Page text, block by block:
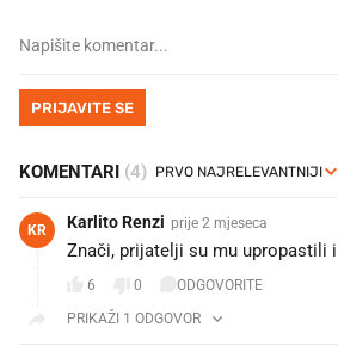
PRIJAVITE SE
KOMENTARI (4)
KR Karlito Renzi prije 2 mjeseca
Znači, prijatelji su mu upropastili
6 0
ODGOVORITE
PRIKAŽI 1 ODGOVOR